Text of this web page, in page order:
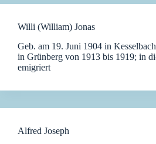
Willi (William) Jonas
Geb. am 19. Juni 1904 in
in Grünberg von 1913 bis 1919; in
emigriert
Alfred Joseph